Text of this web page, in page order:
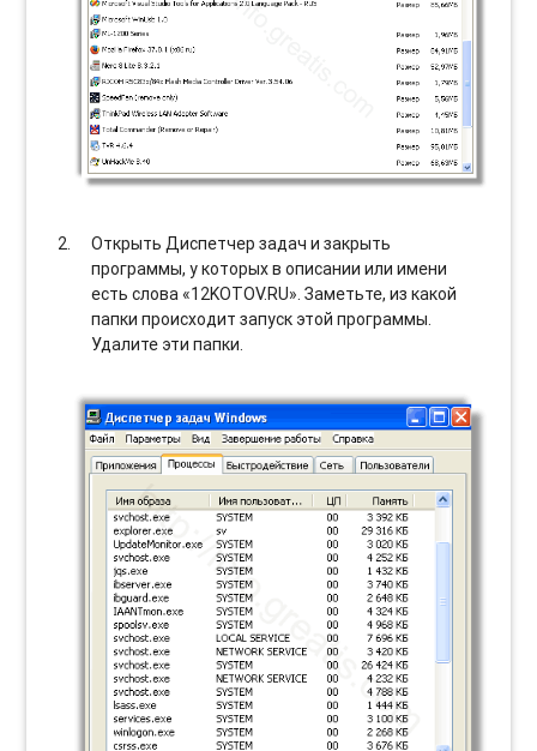
Открыть Диспетчер задач и закрыть
программы, у которых в описании или имени
есть слова «12KOTOV.RU». Заметьте, из какой
папки происходит запуск этой программы.
Удалите эти папки.